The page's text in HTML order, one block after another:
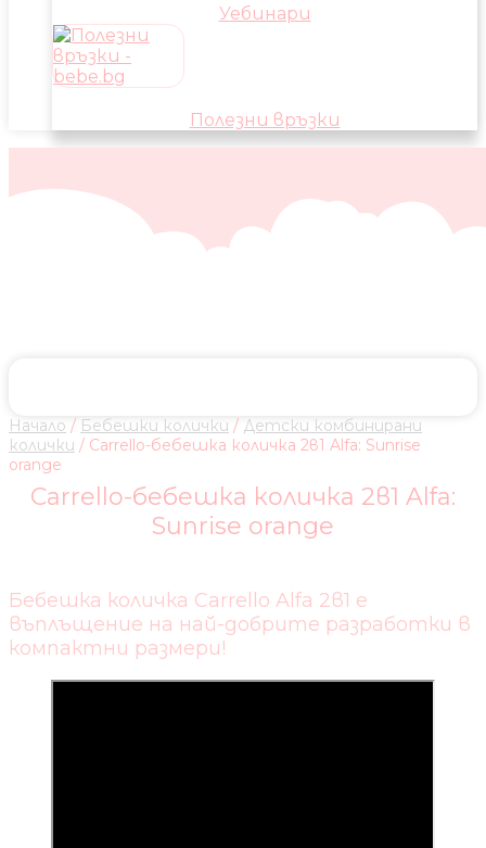
Уебинари
Полезни връзки
Начало / Бебешки колички / Детски комбинирани
колички / Carrello-бебешка количка 2в1 Alfa: Sunrise
orange
Carrello-бебешка количка 2в1 Alfa:
Sunrise orange
Бебешка количка Carrello Alfa 2в1 е
въплъщение на най-добрите разработки в
компактни размери!